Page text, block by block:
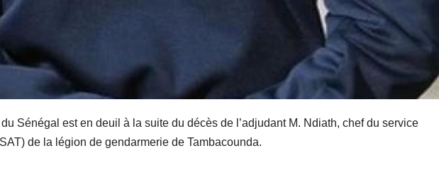
Sénégal est en deuil à la suite du décès de l’adjudant M. Ndiath, chef du service
de la légion de gendarmerie de Tambacounda.